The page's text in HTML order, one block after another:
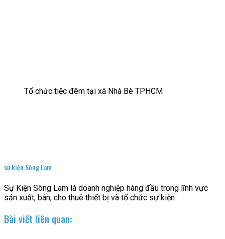
Tổ chức tiệc đêm tại xã Nhà Bè TPHCM
sự kiện Sông Lam
Sự Kiện Sông Lam là doanh nghiệp hàng đầu trong lĩnh vực
sản xuất, bán, cho thuê thiết bị và tổ chức sự kiện
Bài viết liên quan: